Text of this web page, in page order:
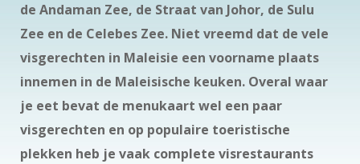
de Andaman Zee, de Straat van Johor, de Sulu
Zee en de Celebes Zee. Niet vreemd dat de vele
visgerechten in Maleisie een voorname plaats
innemen in de Maleisische keuken. Overal waar
je eet bevat de menukaart wel een paar
visgerechten en op populaire toeristische
plekken heb je vaak complete visrestaurants